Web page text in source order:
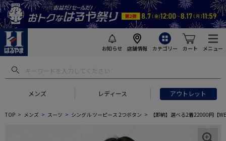
お知らせ 店舗情報 カテゴリー カート メニュー
メンズ レディース アウトレット
TOP メンズ スーツ シングル ツーピース 2つボタン 【即納】選べる2着22000円【